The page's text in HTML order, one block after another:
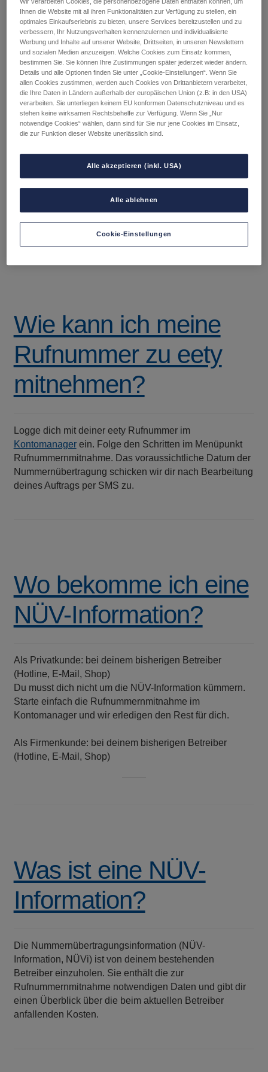
Rufnummernmitnahm
e mein alter Vertrag
automatisch
gekündigt?
Ja, dein Vertrag beim bisherigen Betreiber wird
automatisch gekündigt. Wenn du das nicht willst, weil du
Rufnummer verwenden möchtest, teile das noch vor dem
Tag der Rufnummernübertragung am besten direkt
deinem bisherigen Betreiber mit.
Wie kann ich meine
Rufnummer zu eety
mitnehmen?
Logge dich mit deiner eety Rufnummer im
Kontomanagerein. Folge den Schritten im Menüpunkt
Rufnummernmitnahme. Das voraussichtliche Datum der
Nummernübertragung schicken wir dir nach Bearbeitung
deines Auftrags per SMS zu.
Wo bekomme ich eine
NÜV-Information?
Als Privatkunde: bei deinem bisherigen Betreiber
(Hotline, E-Mail, Shop)
Du musst dich nicht um die NÜV-Information kümmern.
Starte einfach die Rufnummernmitnahme im
Kontomanager und wir erledigen den Rest für dich.
Als Firmenkunde: bei deinem bisherigen Betreiber
(Hotline, E-Mail, Shop)
Was ist eine NÜV-
Information?
Die Nummernübertragungsinformation (NÜV-
Information, NÜVi) ist von deinem bestehenden
Betreiber einzuholen. Sie enthält die zur
Rufnummernmitnahme notwendigen Daten und gibt dir
einen Überblick über die beim aktuellen Betreiber
anfallenden Kosten.
Ihnen die Website mit all ihren Funktionalitäten zur Verfügung zu stellen, ein
optimales Einkaufserlebnis zu bieten, unsere Services bereitzustellen und zu
verbessern, Ihr Nutzungsverhalten kennenzulernen und individualisierte
Werbung und Inhalte auf unserer Website, Drittseiten, in unseren Newslettern
und sozialen Medien anzuzeigen. Welche Cookies zum Einsatz kommen,
bestimmen Sie. Sie können Ihre Zustimmungen später jederzeit wieder ändern.
Details und alle Optionen finden Sie unter „Cookie-Einstellungen“. Wenn Sie
allen Cookies zustimmen, werden auch Cookies von Drittanbietern verarbeitet,
die Ihre Daten in Ländern außerhalb der europäischen Union (z.B: in den USA)
verarbeiten. Sie unterliegen keinem EU konformen Datenschutzniveau und es
stehen keine wirksamen Rechtsbehelfe zur Verfügung. Wenn Sie „Nur
notwendige Cookies“ wählen, dann sind für Sie nur jene Cookies im Einsatz,
die zur Funktion dieser Website unerlässlich sind.
Alle ablehnen
Alle akzeptieren (inkl. USA)
Cookie-Einstellungen